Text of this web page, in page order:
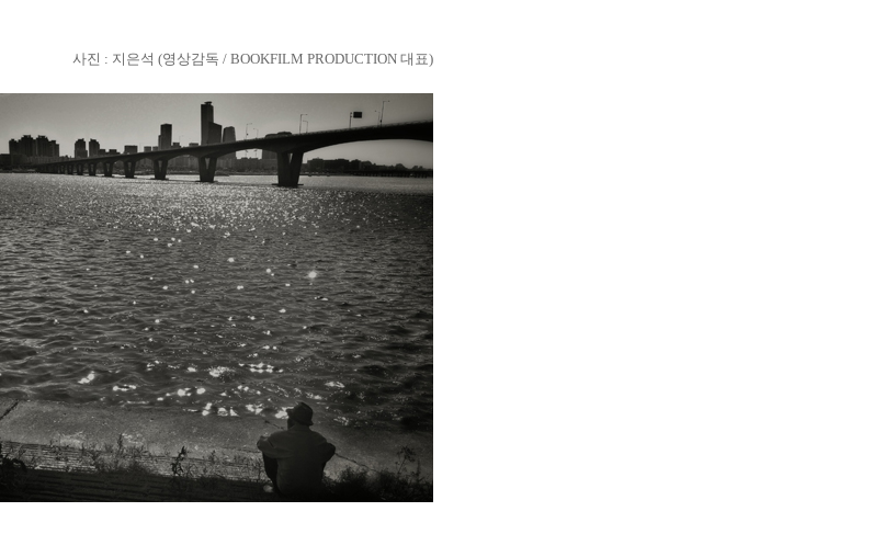
사진 : 지은석 (영상감독 / BOOKFILM PRODUCTION 대표)